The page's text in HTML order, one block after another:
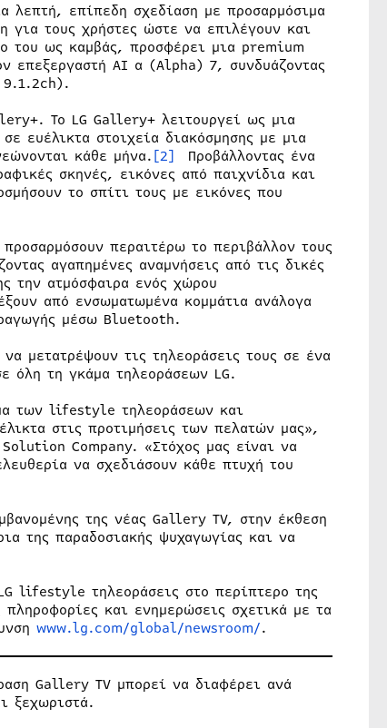
λεπτή, επίπεδη σχεδίαση με προσαρμόσιμα
για τους χρήστες ώστε να επιλέγουν και
του ως καμβάς, προσφέρει μια premium
επεξεργαστή AI α (Alpha) 7, συνδυάζοντας
9.1.2ch).
Το LG Gallery+ λειτουργεί ως μια
ευέλικτα στοιχεία διακόσμησης με μια
κάθε μήνα.[2] Προβάλλοντας ένα
σκηνές, εικόνες από παιχνίδια και
το σπίτι τους με εικόνες που
περαιτέρω το περιβάλλον τους
αγαπημένες αναμνήσεις από τις δικές
την ατμόσφαιρα ενός χώρου
από ενσωματωμένα κομμάτια ανάλογα
μέσω Bluetooth.
μετατρέψουν τις τηλεοράσεις τους σε ένα
όλη τη γκάμα τηλεοράσεων LG.
των lifestyle τηλεοράσεων και
στις προτιμήσεις των πελατών μας»,
Company. «Στόχος μας είναι να
να σχεδιάσουν κάθε πτυχή του
της νέας Gallery TV, στην έκθεση
της παραδοσιακής ψυχαγωγίας και να
lifestyle τηλεοράσεις στο περίπτερο της
και ενημερώσεις σχετικά με τα
www.lg.com/global/newsroom/.
Gallery TV μπορεί να διαφέρει ανά
ξεχωριστά.